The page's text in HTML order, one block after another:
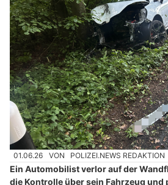
01.06.26 VON POLIZEI.NEWS REDAKTION
Ein Automobilist verlor auf der
die Kontrolle über sein Fahrzeug und